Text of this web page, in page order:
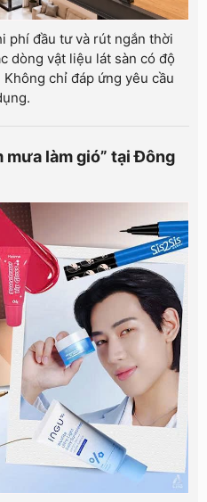
phí đầu tư và rút ngắn thời
dòng vật liệu lát sàn có độ
chỉ đáp ứng yêu cầu
mưa làm gió” tại Đông